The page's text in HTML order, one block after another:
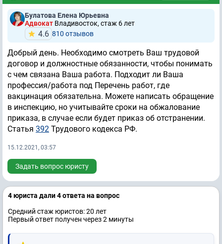
Булатова Елена Юрьевна
Адвокат Владивосток, стаж 6 лет
4.6 810 отзывов
Добрый день. Необходимо смотреть Ваш трудовой
договор и должностные обязанности, чтобы понимать
с чем связана Ваша работа. Подходит ли Ваша
профессия/работа под Перечень работ, где
вакцинация обязательна. Можете написать обращение
в инспекцию, но учитывайте сроки на обжалование
приказа, в случае если будет приказ об отстранении.
Статья 392 Трудового кодекса РФ.
15.12.2021, 03:57
Задать вопрос юристу
4 юристa дали 4 ответa на вопрос
Средний стаж юристов: 20 лет
Первый ответ получен через 2 минуты